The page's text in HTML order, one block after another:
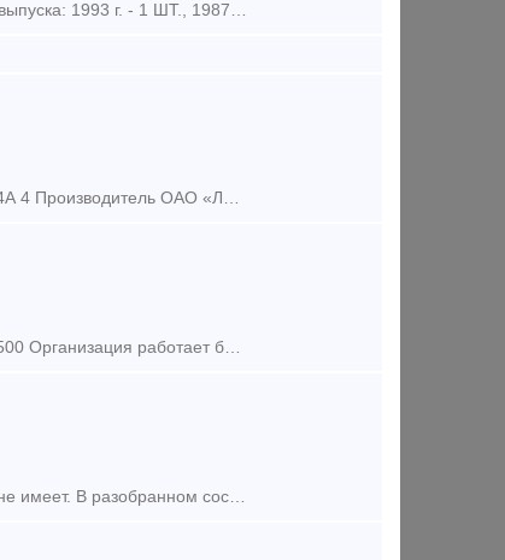
Тепловоз ТУ 7 «А» Тепловоз узкоколейный с гидравлической передачей. Дата выпуска: 1993 г. - 1 ШТ., 1987 Г. 2 ШТ. Тип и мощность дизеля, л.с. 400 л.с., 4 –х тактный Тип передачи: гидравлическая УГП
1 Наименование техники Тепловоз 2 Назначение Маневровый 3 Модель ТГМ-4А 4 Производитель ОАО «Людиновский тепловозостроительный завод» 5 Год изготовления 1984 6 Год ввода в эксплуатацию 1985 7 Ти
Предлагаем Вам приобрести: - Гидромуфта привода вентилятора ТГ23.10.57.500 Организация работает без НДС (на УСН). Отправка в любой город России транспортной компанией. Ждем ваших з
Тепловоз ТЭМ-2 № 8598, 1986 г.в. Продления нет. Права выезда на пути РЖД не имеет. В разобранном состоянии находится на территории Уфимского тепловозоремонтного завода. Продается с аукциона по